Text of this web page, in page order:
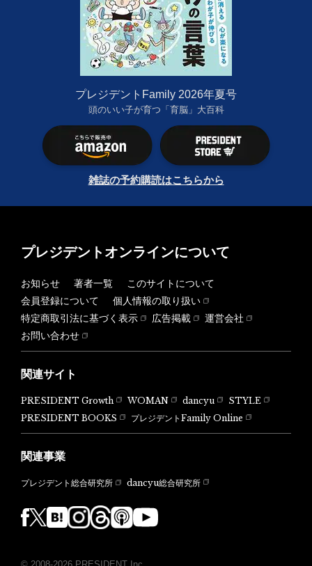
プレジデントFamily 2026年夏号
頭のいい子が育つ「育脳」大百科
雑誌の予約購読はこちらから
プレジデントオンラインについて
お知らせ 著者一覧
このサイトについて
会員登録について
個人情報の取り扱い
特定商取引法に基づく表示
広告掲載
運営会社
お問い合わせ
関連サイト
PRESIDENT Growth WOMAN dancyu
STYLE
PRESIDENT BOOKS
プレジデントFamily Online
関連事業
プレジデント総合研究所 dancyu総合研究所